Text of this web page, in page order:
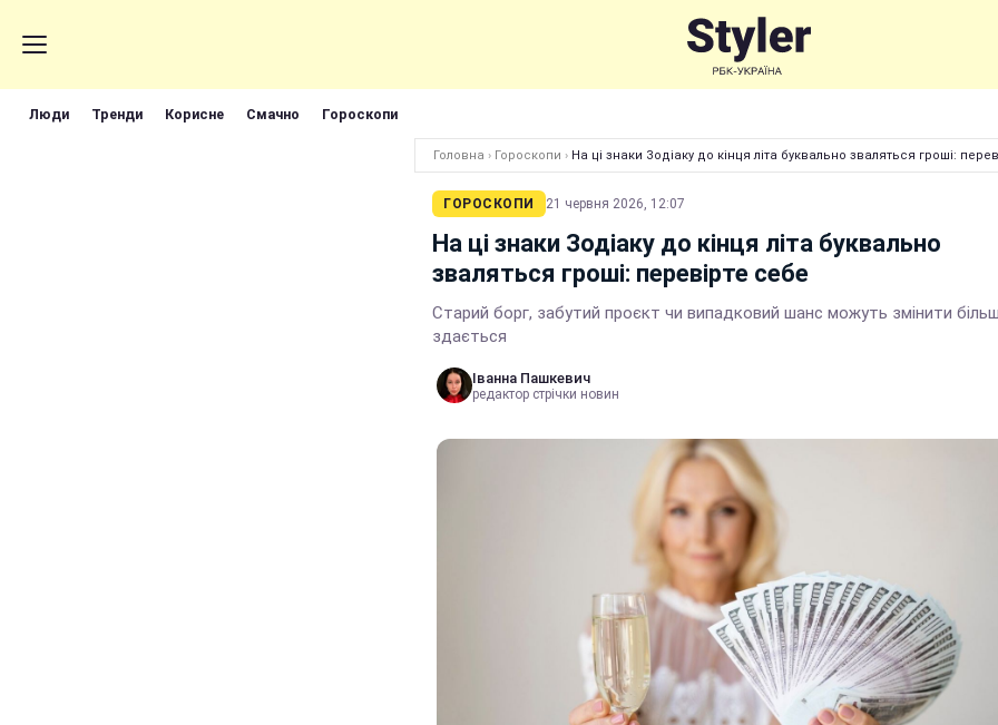
Люди Тренди Корисне Смачно Гороскопи
Головна › Гороскопи › На ці знаки Зодіаку до кінця літа буквально зваляться гроші:
ГОРОСКОПИ 21 червня 2026, 12:07
На ці знаки Зодіаку до кінця літа буквально
зваляться гроші: перевірте себе
Старий борг, забутий проєкт чи випадковий шанс можуть змінити
здається
Іванна Пашкевич
редактор стрічки новин